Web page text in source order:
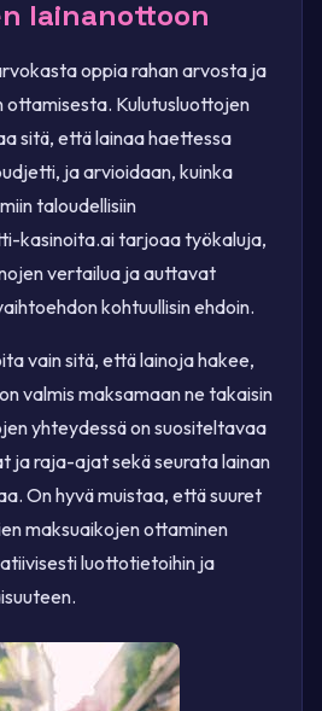
lainanottoon
oppia rahan arvosta ja
ottamisesta. Kulutusluottojen
sitä, että lainaa haettessa
ja arvioidaan, kuinka
taloudellisiin
kasinoita.ai tarjoaa työkaluja,
vertailua ja auttavat
kohtuullisin ehdoin.
vain sitä, että lainoja hakee,
valmis maksamaan ne takaisin
yhteydessä on suositeltavaa
ja raja-ajat sekä seurata lainan
On hyvä muistaa, että suuret
maksuaikojen ottaminen
luottotietoihin ja